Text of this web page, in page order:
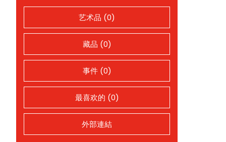
艺术品 (0)
藏品 (0)
事件 (0)
最喜欢的 (0)
外部連結